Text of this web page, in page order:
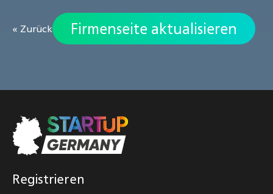
« Zurück Firmenseite aktualisieren
Registrieren